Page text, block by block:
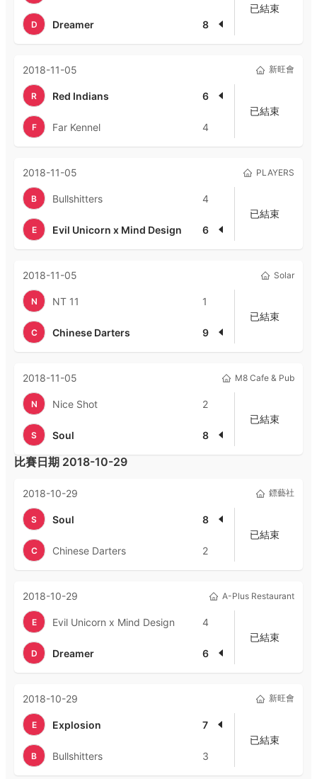
D Dreamer 8
已結束
2018-11-05 新旺會
R Red Indians 6
F Far Kennel 4
已結束
2018-11-05 PLAYERS
B Bullshitters 4
E Evil Unicorn x Mind Design 6
已結束
2018-11-05 Solar
N NT 11 1
C Chinese Darters 9
已結束
2018-11-05 M8 Cafe & Pub
N Nice Shot 2
S Soul 8
已結束
比賽日期 2018-10-29
2018-10-29 鏢藝社
S Soul 8
C Chinese Darters 2
已結束
2018-10-29 A-Plus Restaurant
E Evil Unicorn x Mind Design 4
D Dreamer 6
已結束
2018-10-29 新旺會
E Explosion 7
B Bullshitters 3
已結束